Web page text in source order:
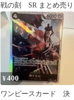
戦の刻 SR まとめ売り
¥400
ワンピースカード 決